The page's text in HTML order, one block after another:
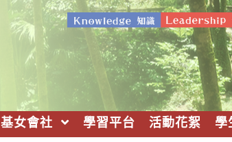
基女會社 學習平台 活動花絮 學